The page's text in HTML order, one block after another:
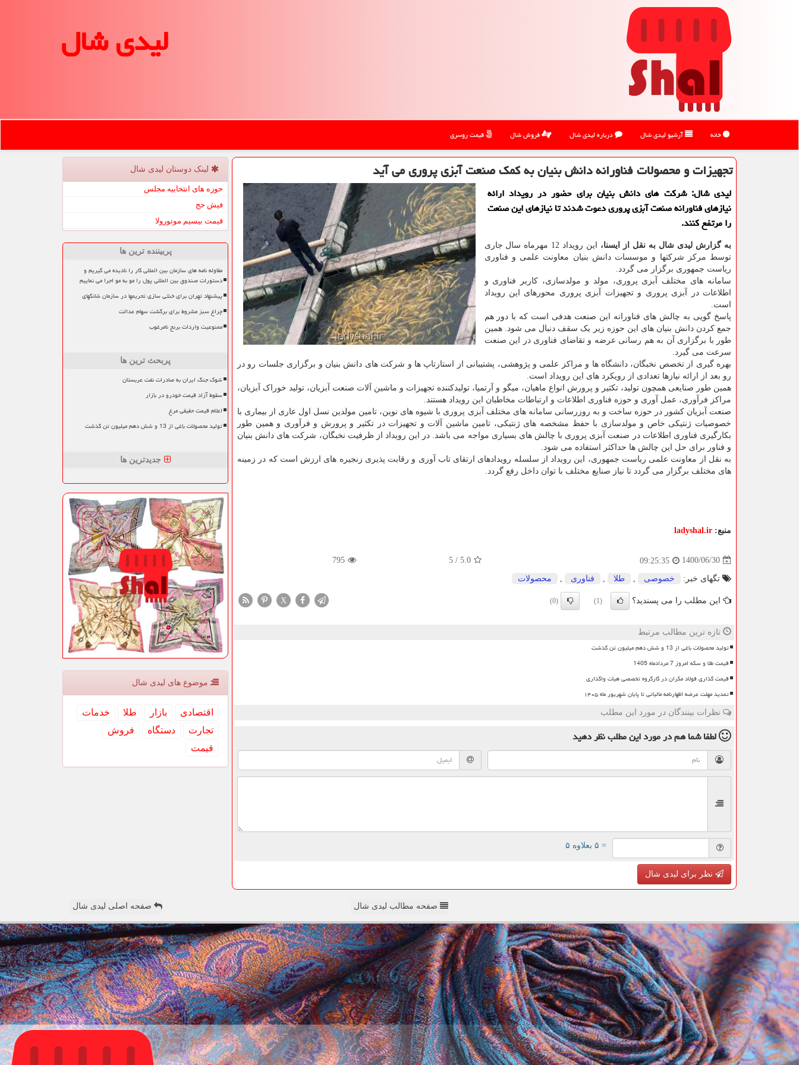
لیدی شال
خانه آرشیو لیدی شال درباره لیدی شال فروش شال قیمت روسری
تجهیزات و محصولات فناورانه دانش بنیان به کمک صنعت آبزی پروری می آید
لیدی شال: شرکت های دانش بنیان برای حضور در رویداد ارائه
نیازهای فناورانه صنعت آبزی پروری دعوت شدند تا نیازهای این صنعت
را مرتفع کنند.
به گزارش لیدی شال به نقل از ایسنا،
این رویداد 12 مهرماه سال جاری
توسط مرکز شرکتها و موسسات دانش بنیان معاونت علمی و فناوری
ریاست جمهوری برگزار می گردد.
سامانه های مختلف آبزی پروری، مولد و مولدسازی، کاربر فناوری و
اطلاعات در آبزی پروری و تجهیزات آبزی پروری محورهای این رویداد
است.
پاسخ گویی به چالش های فناورانه این صنعت هدفی است که با دور هم
جمع کردن دانش بنیان های این حوزه زیر یک سقف دنبال می شود. همین
طور با برگزاری آن به هم رسانی عرضه و تقاضای فناوری در این صنعت
سرعت می گیرد.
بهره گیری از تخصص نخبگان، دانشگاه ها و مراکز علمی و پژوهشی، پشتیبانی از استارتاپ ها و شرکت های دانش بنیان و برگزاری جلسات رو در
رو بعد از ارائه نیازها تعدادی از رویکرد های این رویداد است.
همین طور صنایعی همچون تولید، تکثیر و پرورش انواع ماهیان، میگو و آرتمیا، تولیدکننده تجهیزات و ماشین آلات صنعت آبزیان، تولید خوراک آبزیان،
مراکز فرآوری، عمل آوری و حوزه فناوری اطلاعات و ارتباطات مخاطبان این رویداد هستند.
صنعت آبزیان کشور در حوزه ساخت و به روزرسانی سامانه های مختلف آبزی پروری با شیوه های نوین، تامین مولدین نسل اول عاری از بیماری با
خصوصیات ژنتیکی خاص و مولدسازی با حفظ مشخصه های ژنتیکی، تامین ماشین آلات و تجهیزات در تکثیر و پرورش و فرآوری و همین طور
بکارگیری فناوری اطلاعات در صنعت آبزی پروری با چالش های بسیاری مواجه می باشد. در این رویداد از ظرفیت نخبگان، شرکت های دانش بنیان
و فناور برای حل این چالش ها حداکثر استفاده می شود.
به نقل از معاونت علمی ریاست جمهوری، این رویداد از سلسله رویدادهای ارتقای تاب آوری و رقابت پذیری زنجیره های ارزش است که در زمینه
های مختلف برگزار می گردد تا نیاز صنایع مختلف با توان داخل رفع گردد.
منبع: ladyshal.ir
1400/06/30
09:25:35
5.0
/
5
795
تگهای خبر: خصوصی طلا فناوری محصولات
این مطلب را می پسندید؟ (1)
(0)
X
تازه ترین مطالب مرتبط
تولید محصولات باغی از 13 و شش دهم میلیون تن گذشت
قیمت طلا و سکه امروز 7 مردادماه 1405
قیمت گذاری فولاد مکران در کارگروه تخصصی هیأت واگذاری
تمدید مهلت عرضه اظهارنامه مالیاتی تا پایان شهریور ماه ۱۴۰۵
نظرات بینندگان در مورد این مطلب
لطفا شما همدر مورد این مطلبنظر دهید
= ۵ بعلاوه ۵
نظر برای لیدی شال
لینک دوستان لیدی شال
حوزه های انتخابیه مجلس
فیش حج
قیمت بیسیم موتورولا
پربیننده ترین ها
مقاوله نامه های سازمان بین المللی کار را نادیده می گیریم و
دستورات صندوق بین المللی پول را مو به مو اجرا می نماییم
پیشنهاد تهران برای خنثی سازی تحریمها در سازمان شانگهای
چراغ سبز مشروط برای برگشت سهام عدالت
ممنوعیت واردات برنج نامرغوب
پربحث ترین ها
شوک جنگ ایران به صادرات نفت عربستان
سقوط آزاد قیمت خودرو در بازار
اعلام قیمت حقیقی مرغ
تولید محصولات باغی از 13 و شش دهم میلیون تن گذشت
جدیدترین ها
موضوع های لیدی شال
اقتصادی بازار طلا
خدمات
تجارت
دستگاه
فروش
قیمت
صفحه مطالب لیدی شال صفحه اصلی لیدی شال